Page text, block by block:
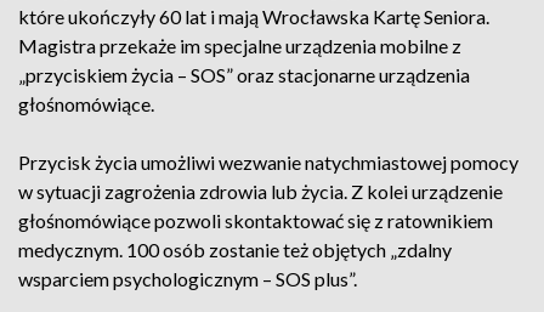
które ukończyły 60 lat i mają Wrocławska Kartę Seniora.
Magistra przekaże im specjalne urządzenia mobilne z
„przyciskiem życia – SOS” oraz stacjonarne urządzenia
głośnomówiące.
Przycisk życia umożliwi wezwanie natychmiastowej pomocy
w sytuacji zagrożenia zdrowia lub życia. Z kolei urządzenie
głośnomówiące pozwoli skontaktować się z ratownikiem
medycznym. 100 osób zostanie też objętych „zdalny
wsparciem psychologicznym – SOS plus”.